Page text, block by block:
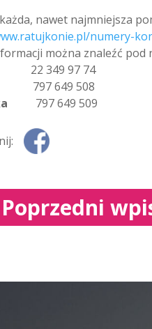
nawet najmniejsza
numery-
można znaleźć
22 349 97 74
797 649 508
797 649 509
Poprzedni